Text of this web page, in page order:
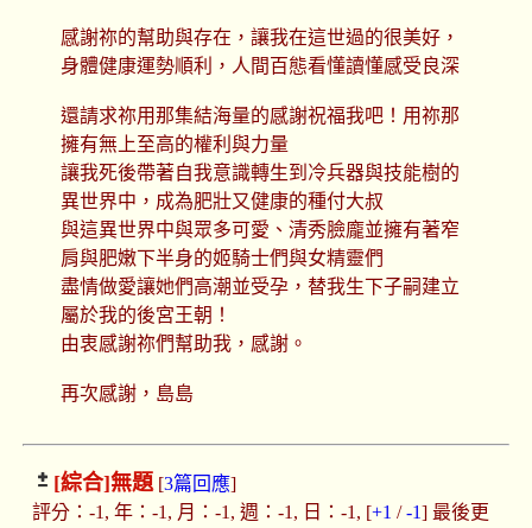
感謝祢的幫助與存在，讓我在這世過的很美好，
身體健康運勢順利，人間百態看懂讀懂感受良深
還請求祢用那集結海量的感謝祝福我吧！用祢那
擁有無上至高的權利與力量
讓我死後帶著自我意識轉生到冷兵器與技能樹的
異世界中，成為肥壯又健康的種付大叔
與這異世界中與眾多可愛、清秀臉龐並擁有著窄
肩與肥嫩下半身的姬騎士們與女精靈們
盡情做愛讓她們高潮並受孕，替我生下子嗣建立
屬於我的後宮王朝！
由衷感謝祢們幫助我，感謝。
再次感謝，島島
[綜合]無題[3篇回應]
評分：-1, 年：-1, 月：-1, 週：-1, 日：-1, [+1 /-1] 最後更